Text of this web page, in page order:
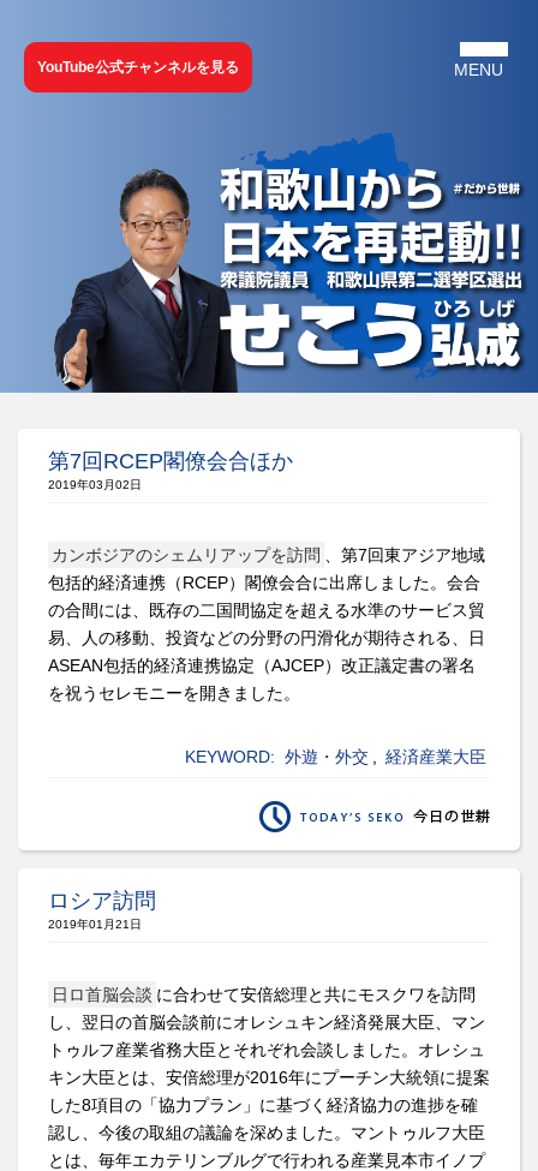
YouTube公式チャンネルを見る
第7回RCEP閣僚会合ほか
2019年03月02日
カンボジアのシェムリアップを訪問
、第7回東アジア地域
包括的経済連携（RCEP）閣僚会合に出席しました。会合
の合間には、既存の二国間協定を超える水準のサービス貿
易、人の移動、投資などの分野の円滑化が期待される、日
ASEAN包括的経済連携協定（AJCEP）改正議定書の署名
を祝うセレモニーを開きました。
KEYWORD: 外遊・外交 経済産業大臣
ロシア訪問
2019年01月21日
日ロ首脳会談 に合わせて安倍総理と共にモスクワを訪問
し、翌日の首脳会談前にオレシュキン経済発展大臣、マン
トゥルフ産業省務大臣とそれぞれ会談しました。オレシュ
キン大臣とは、安倍総理が2016年にプーチン大統領に提案
した8項目の「協力プラン」に基づく経済協力の進捗を確
認し、今後の取組の議論を深めました。マントゥルフ大臣
とは、毎年エカテリンブルグで行われる産業見本市イノプ